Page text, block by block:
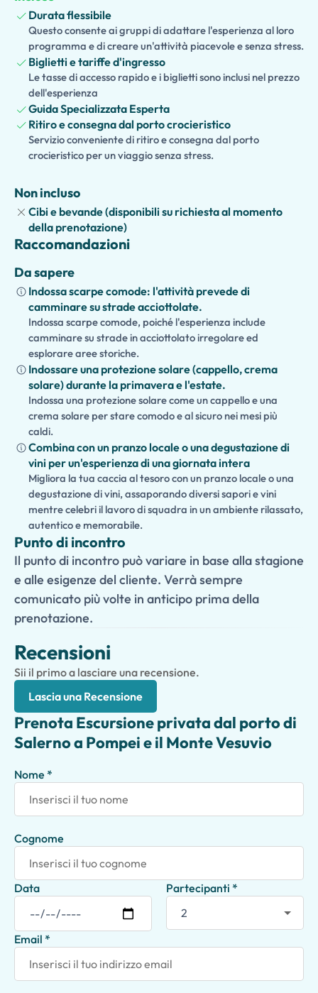
dove ascenderai in navetta fino al sentiero che conduce al
cratere. Goditi una passeggiata indimenticabile fino alla
vetta, ammira spettacolari viste panoramiche sulla baia
di Napoli e scopri uno dei vulcani attivi più famosi
d'Europa.
Le famiglie che viaggiano con bambini possono anche
scegliere unavisita guidata facoltativa adatta ai bambini
con narrazione interattiva, giochi, quiz e attività
Con trasporto privato, un orario flessibile e rientro
garantito in tempo alla tua nave da crociera, questa
escursione offre un modo confortevole e indimenticabile
Durata flessibile
Questo consente ai gruppi di adattare l'esperienza al loro
programma e di creare un'attività piacevole e senza stress.
Biglietti e tariffe d'ingresso
Le tasse di accesso rapido e i biglietti sono inclusi nel prezzo
dell'esperienza
Guida Specializzata Esperta
Ritiro e consegna dal porto crocieristico
Servizio conveniente di ritiro e consegna dal porto
crocieristico per un viaggio senza stress.
Non incluso
Cibi e bevande (disponibili su richiesta al momento
della prenotazione)
Raccomandazioni
Da sapere
Indossa scarpe comode: l'attività prevede di
camminare su strade acciottolate.
Indossa scarpe comode, poiché l'esperienza include
camminare su strade in acciottolato irregolare ed
esplorare aree storiche.
Indossare una protezione solare (cappello, crema
solare) durante la primavera e l'estate.
Indossa una protezione solare come un cappello e una
crema solare per stare comodo e al sicuro nei mesi più
caldi.
Combina con un pranzo locale o una degustazione di
vini per un'esperienza di una giornata intera
Migliora la tua caccia al tesoro con un pranzo locale o una
degustazione di vini, assaporando diversi sapori e vini
mentre celebri il lavoro di squadra in un ambiente rilassato,
autentico e memorabile.
Punto di incontro
Il punto di incontro può variare in base alla stagione
e alle esigenze del cliente. Verrà sempre
comunicato più volte in anticipo prima della
prenotazione.
Recensioni
Sii il primo a lasciare una recensione.
Lascia una Recensione
Prenota Escursione privata dal porto di
Salerno a Pompei e il Monte Vesuvio
Nome *
Cognome
Data Partecipanti *
Email *